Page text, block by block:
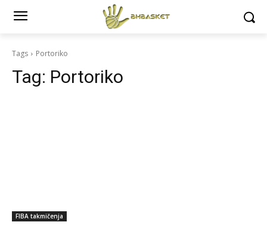
Tags Portoriko
Tag: Portoriko
FIBA takmičenja